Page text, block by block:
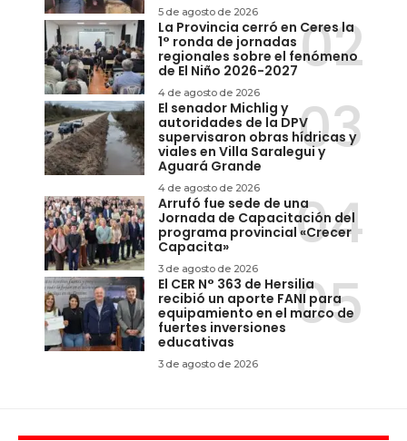
5 de agosto de 2026
La Provincia cerró en Ceres la
1° ronda de jornadas
regionales sobre el fenómeno
de El Niño 2026-2027
4 de agosto de 2026
El senador Michlig y
autoridades de la DPV
supervisaron obras hídricas y
viales en Villa Saralegui y
Aguará Grande
4 de agosto de 2026
Arrufó fue sede de una
Jornada de Capacitación del
programa provincial «Crecer
Capacita»
3 de agosto de 2026
El CER N° 363 de Hersilia
recibió un aporte FANI para
equipamiento en el marco de
fuertes inversiones
educativas
3 de agosto de 2026